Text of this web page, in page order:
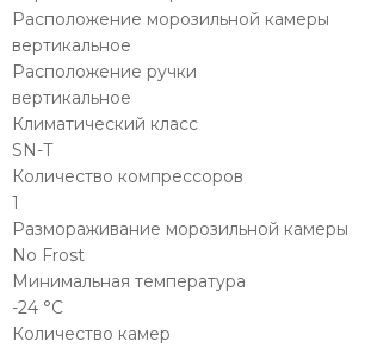
Расположение морозильной камеры
вертикальное
Расположение ручки
вертикальное
Климатический класс
SN-T
Количество компрессоров
1
Размораживание морозильной камеры
No Frost
Минимальная температура
-24 °C
Количество камер